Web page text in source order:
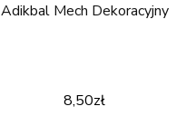
Adikbal Mech Dekoracyjny
8,50zł